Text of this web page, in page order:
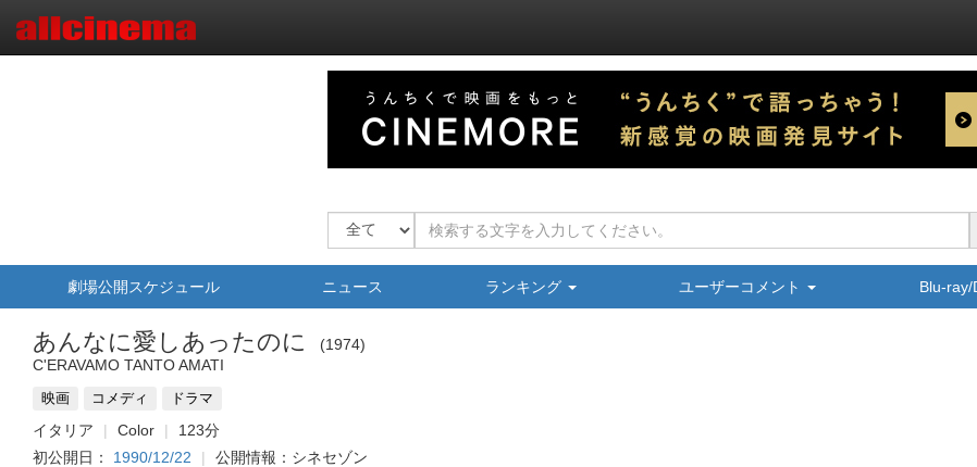
劇場公開スケジュール ニュース ランキング ユーザーコメント Blu-ray/
あんなに愛しあったのに
1974
C'ERAVAMO TANTO AMATI
映画 コメディ ドラマ
イタリア Color
123分
初公開日： 1990/12/22 公開情報：シネセゾン